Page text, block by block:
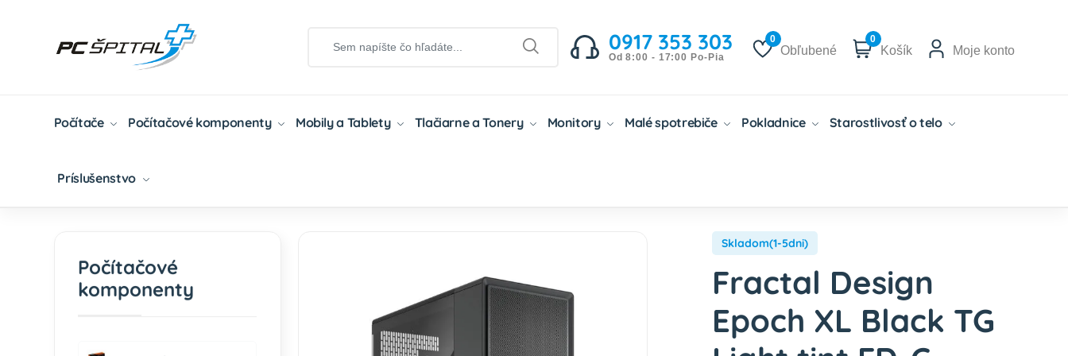
0917 353 303
Od 8:00 - 17:00 Po-Pia
0
Obľubené
0
Košík Moje konto
Počítače Počítačové komponenty Mobily a Tablety Tlačiarne a Tonery Monitory Malé spotrebiče Pokladnice Starostlivosť o telo
Príslušenstvo
Domov Počítačové Komponenty
Skladom(1-5dni)
Fractal Design
Epoch XL Black TG
Počítačové
komponenty